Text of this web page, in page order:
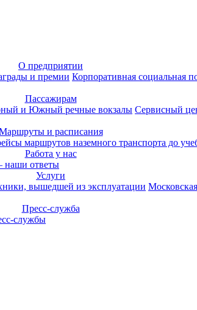
О предприятии
и премии Корпоративная социальная
Пассажирам
и Южный речные вокзалы Сервисный
и расписания
маршрутов наземного транспорта до
Работа у нас
наши ответы
Услуги
вышедшей из эксплуатации
Пресс-служба
службы